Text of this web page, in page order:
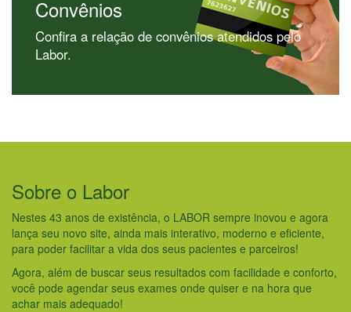
Convênios
Confira a relação de convênios atendidos pelo
Labor.
Sobre o Labor
Nestes 43 anos de existência, o LABOR sempre inovou e agora
lança seu novo site, ainda mais interativo, moderno e eficiente,
para poder facilitar a vida dos seus pacientes e parceiros!
Agora, além de buscar seus resultados com facilidade e conforto,
você pode agendar seus exames onde quiser e na hora que
achar mais adequado!